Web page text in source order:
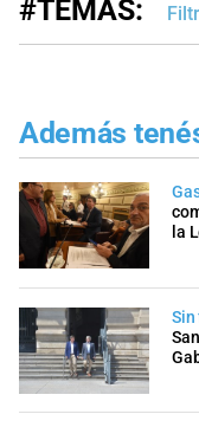
#TEMAS:
Además
la